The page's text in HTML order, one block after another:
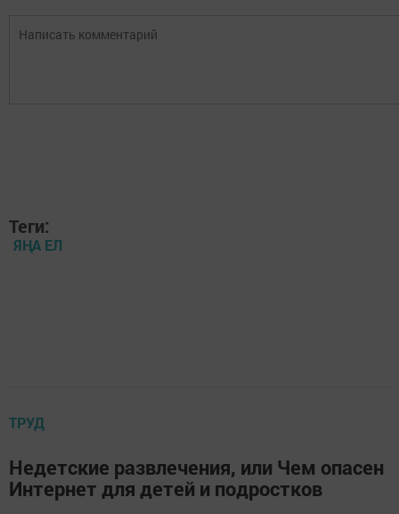
Теги:
ЯҢА ЕЛ
ТРУД
Недетские развлечения, или Чем опасен
Интернет для детей и подростков